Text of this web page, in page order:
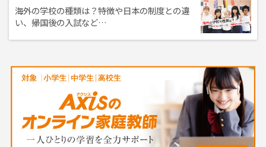
海外の学校の種類は？特徴や日本の制度との違
い、帰国後の入試など…